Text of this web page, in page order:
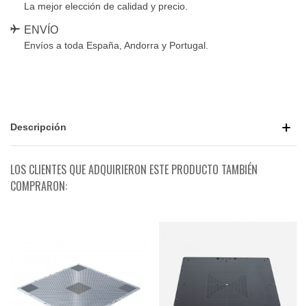
La mejor elección de calidad y precio.
ENVÍO
Envíos a toda España, Andorra y Portugal.
Descripción
LOS CLIENTES QUE ADQUIRIERON ESTE PRODUCTO TAMBIÉN
COMPRARON: